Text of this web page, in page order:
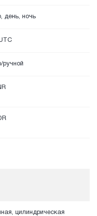
день, ночь
ручной
цилиндрическая